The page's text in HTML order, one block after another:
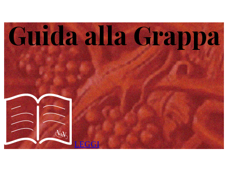
Guida alla Grappa
LEGGI